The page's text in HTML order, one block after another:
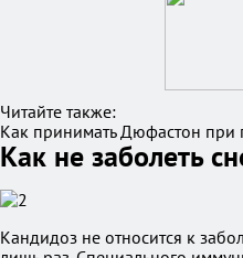
Читайте также:
Как принимать Дюфастон при
Как не заболеть
Кандидоз не относится к